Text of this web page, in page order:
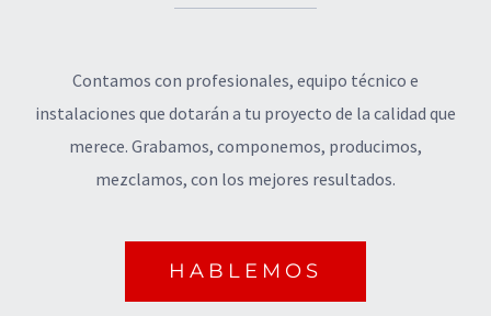
Contamos con profesionales, equipo técnico e
instalaciones que dotarán a tu proyecto de la calidad que
merece. Grabamos, componemos, producimos,
mezclamos, con los mejores resultados.
HABLEMOS
© Copyright2026 | Todos los derechos
reservados | Diseño por